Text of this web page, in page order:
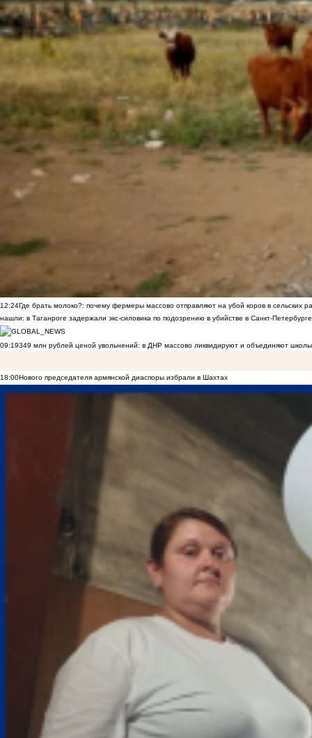
12:24Где брать молоко?: почему фермеры массово отправляют на убой коров в сельских
нашли: в Таганроге задержали экс-силовика по подозрению в убийстве в Санкт-Петербурге
09:19349 млн рублей ценой увольнений: в ДНР массово ликвидируют и объединяют
18:00Нового председателя армянской диаспоры избрали в Шахтах